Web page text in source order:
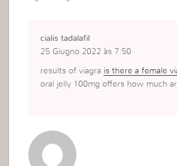
cialis tadalafil
25 Giugno 2022 às 7:50
results of viagra is there a female
oral jelly 100mg offers how much